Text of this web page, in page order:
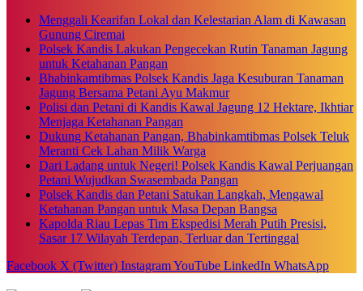
Menggali Kearifan Lokal dan Kelestarian Alam di Kawasan
Gunung Ciremai
Polsek Kandis Lakukan Pengecekan Rutin Tanaman Jagung
untuk Ketahanan Pangan
Bhabinkamtibmas Polsek Kandis Jaga Kesuburan Tanaman
Jagung Bersama Petani Ayu Makmur
Polisi dan Petani di Kandis Kawal Jagung 12 Hektare, Ikhtiar
Menjaga Ketahanan Pangan
Dukung Ketahanan Pangan, Bhabinkamtibmas Polsek Teluk
Meranti Cek Lahan Milik Warga
Dari Ladang untuk Negeri! Polsek Kandis Kawal Perjuangan
Petani Wujudkan Swasembada Pangan
Polsek Kandis dan Petani Satukan Langkah, Mengawal
Ketahanan Pangan untuk Masa Depan Bangsa
Kapolda Riau Lepas Tim Ekspedisi Merah Putih Presisi,
Sasar 17 Wilayah Terdepan, Terluar dan Tertinggal
Facebook X (Twitter) InstagramYouTube LinkedIn WhatsApp